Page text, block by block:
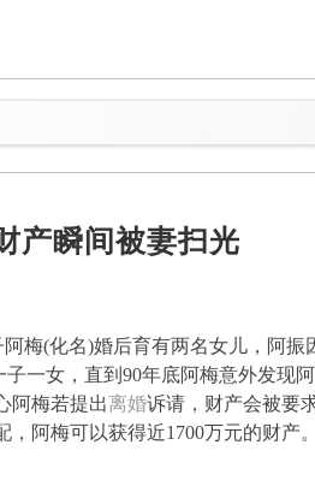
产瞬间被妻扫光
梅(化名)婚后育有两名女儿，阿
一女，直到90年底阿梅意外发现
阿梅若提出离婚诉请，财产会被要
阿梅可以获得近1700万元的财产。